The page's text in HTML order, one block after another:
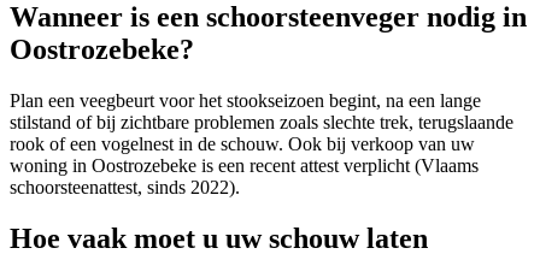
Wanneer is een schoorsteenveger nodig in
Oostrozebeke?
Plan een veegbeurt voor het stookseizoen begint, na een lange
stilstand of bij zichtbare problemen zoals slechte trek, terugslaande
rook of een vogelnest in de schouw. Ook bij verkoop van uw
woning in Oostrozebeke is een recent attest verplicht (Vlaams
schoorsteenattest, sinds 2022).
Hoe vaak moet u uw schouw laten